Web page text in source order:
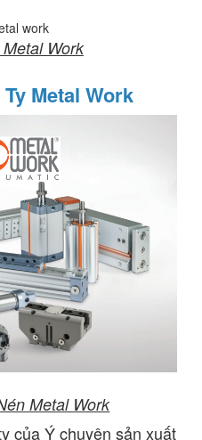
Work
Metal Work
Metal Work
của Ý chuyên sản xuất